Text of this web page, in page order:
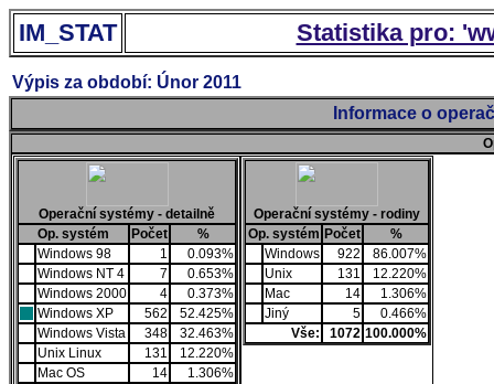
IM_STAT Statistika pro:
Výpis za období: Únor 2011
Informace o
Operační systémy - detailně
Op. systém
Počet
%
Windows 98
1
0.093%
Windows NT 4
7
0.653%
Windows 2000
4
0.373%
Windows XP
562
52.425%
Windows Vista
348
32.463%
Unix Linux
131
12.220%
Mac OS
14
1.306%
Operační systémy - rodiny
Op. systém Počet
%
Windows
922
86.007%
Unix
131
12.220%
Mac
14
1.306%
Jiný
5
0.466%
Vše:
1072 100.000%